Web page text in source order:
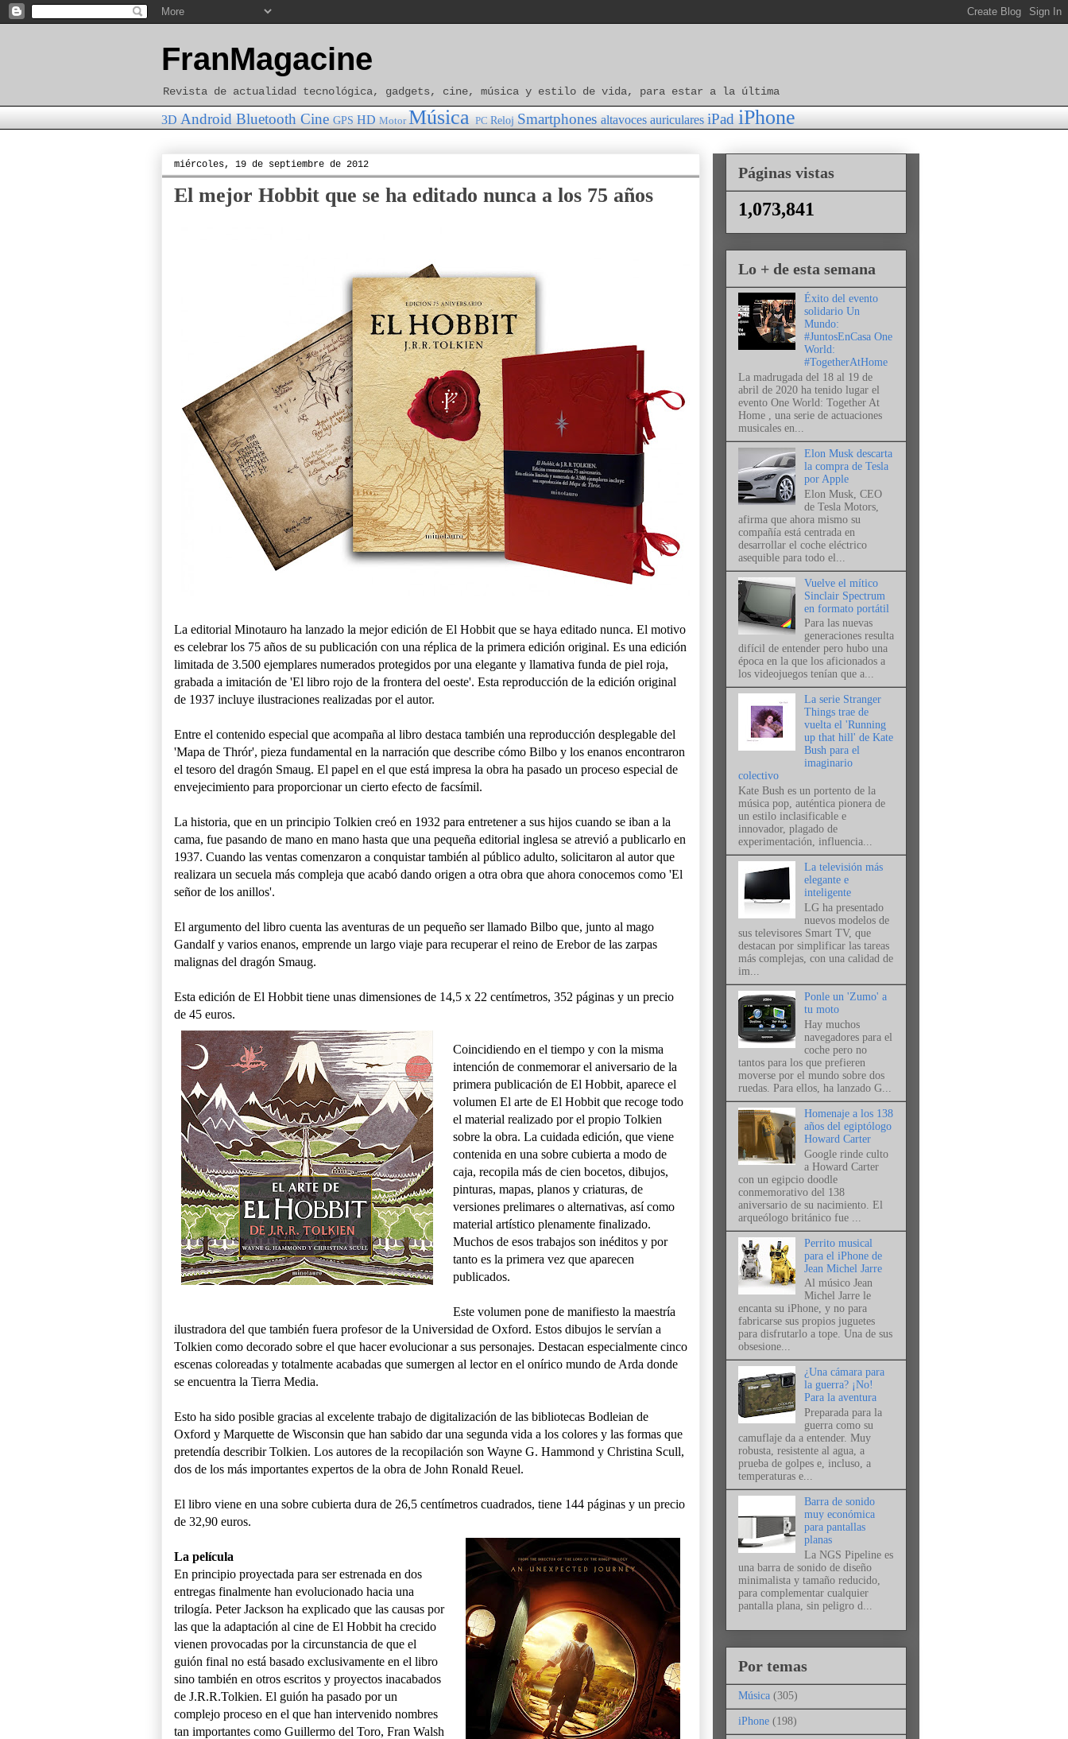
FranMagacine
Revista de actualidad tecnológica, gadgets, cine, música y estilo de vida, para estar a la última
3D Android Bluetooth Cine GPS HD Motor Música PC Reloj Smartphones altavoces auriculares iPad iPhone
miércoles, 19 de septiembre de 2012
El mejor Hobbit que se ha editado nunca a los 75 años
La editorial Minotauro ha lanzado la mejor edición de El Hobbit que se haya editado nunca. El motivo
es celebrar los 75 años de su publicación con una réplica de la primera edición original. Es una edición
limitada de 3.500 ejemplares numerados protegidos por una elegante y llamativa funda de piel roja,
grabada a imitación de 'El libro rojo de la frontera del oeste'. Esta reproducción de la edición original
de 1937 incluye ilustraciones realizadas por el autor.
Entre el contenido especial que acompaña al libro destaca también una reproducción desplegable del
'Mapa de Thrór', pieza fundamental en la narración que describe cómo Bilbo y los enanos encontraron
el tesoro del dragón Smaug. El papel en el que está impresa la obra ha pasado un proceso especial de
envejecimiento para proporcionar un cierto efecto de facsímil.
La historia, que en un principio Tolkien creó en 1932 para entretener a sus hijos cuando se iban a la
cama, fue pasando de mano en mano hasta que una pequeña editorial inglesa se atrevió a publicarlo en
1937. Cuando las ventas comenzaron a conquistar también al público adulto, solicitaron al autor que
realizara un secuela más compleja que acabó dando origen a otra obra que ahora conocemos como 'El
señor de los anillos'.
El argumento del libro cuenta las aventuras de un pequeño ser llamado Bilbo que, junto al mago
Gandalf y varios enanos, emprende un largo viaje para recuperar el reino de Erebor de las zarpas
malignas del dragón Smaug.
Esta edición de El Hobbit tiene unas dimensiones de 14,5 x 22 centímetros, 352 páginas y un precio
de 45 euros.
Coincidiendo en el tiempo y con la misma
intención de conmemorar el aniversario de la
primera publicación de El Hobbit, aparece el
volumen El arte de El Hobbit que recoge todo
el material realizado por el propio Tolkien
sobre la obra. La cuidada edición, que viene
contenida en una sobre cubierta a modo de
caja, recopila más de cien bocetos, dibujos,
pinturas, mapas, planos y criaturas, de
versiones prelimares o alternativas, así como
material artístico plenamente finalizado.
Muchos de esos trabajos son inéditos y por
tanto es la primera vez que aparecen
publicados.
Este volumen pone de manifiesto la maestría
ilustradora del que también fuera profesor de la Universidad de Oxford. Estos dibujos le servían a
Tolkien como decorado sobre el que hacer evolucionar a sus personajes. Destacan especialmente cinco
escenas coloreadas y totalmente acabadas que sumergen al lector en el onírico mundo de Arda donde
se encuentra la Tierra Media.
Esto ha sido posible gracias al excelente trabajo de digitalización de las bibliotecas Bodleian de
Oxford y Marquette de Wisconsin que han sabido dar una segunda vida a los colores y las formas que
pretendía describir Tolkien. Los autores de la recopilación son Wayne G. Hammond y Christina Scull,
dos de los más importantes expertos de la obra de John Ronald Reuel.
El libro viene en una sobre cubierta dura de 26,5 centímetros cuadrados, tiene 144 páginas y un precio
de 32,90 euros.
La película
En principio proyectada para ser estrenada en dos
entregas finalmente han evolucionado hacia una
trilogía. Peter Jackson ha explicado que las causas por
las que la adaptación al cine de El Hobbit ha crecido
vienen provocadas por la circunstancia de que el
guión final no está basado exclusivamente en el libro
sino también en otros escritos y proyectos inacabados
de J.R.R.Tolkien. El guión ha pasado por un
complejo proceso en el que han intervenido nombres
tan importantes como Guillermo del Toro, Fran Walsh
Páginas vistas
1,073,841
Lo + de esta semana
Éxito del evento
solidario Un
Mundo:
#JuntosEnCasa One
World:
#TogetherAtHome
La madrugada del 18 al 19 de
abril de 2020 ha tenido lugar el
evento One World: Together At
Home , una serie de actuaciones
musicales en...
Elon Musk descarta
la compra de Tesla
por Apple
Elon Musk, CEO
de Tesla Motors,
afirma que ahora mismo su
compañía está centrada en
desarrollar el coche eléctrico
asequible para todo el...
Vuelve el mítico
Sinclair Spectrum
en formato portátil
Para las nuevas
generaciones resulta
difícil de entender pero hubo una
época en la que los aficionados a
los videojuegos tenían que a...
La serie Stranger
Things trae de
vuelta el 'Running
up that hill' de Kate
Bush para el
imaginario
colectivo
Kate Bush es un portento de la
música pop, auténtica pionera de
un estilo inclasificable e
innovador, plagado de
experimentación, influencia...
La televisión más
elegante e
inteligente
LG ha presentado
nuevos modelos de
sus televisores Smart TV, que
destacan por simplificar las tareas
más complejas, con una calidad de
im...
Ponle un 'Zumo' a
tu moto
Hay muchos
navegadores para el
coche pero no
tantos para los que prefieren
moverse por el mundo sobre dos
ruedas. Para ellos, ha lanzado G...
Homenaje a los 138
años del egiptólogo
Howard Carter
Google rinde culto
a Howard Carter
con un egipcio doodle
conmemorativo del 138
aniversario de su nacimiento. El
arqueólogo británico fue ...
Perrito musical
para el iPhone de
Jean Michel Jarre
Al músico Jean
Michel Jarre le
encanta su iPhone, y no para
fabricarse sus propios juguetes
para disfrutarlo a tope. Una de sus
obsesione...
¿Una cámara para
la guerra? ¡No!
Para la aventura
Preparada para la
guerra como su
camuflaje da a entender. Muy
robusta, resistente al agua, a
prueba de golpes e, incluso, a
temperaturas e...
Barra de sonido
muy económica
para pantallas
planas
La NGS Pipeline es
una barra de sonido de diseño
minimalista y tamaño reducido,
para complementar cualquier
pantalla plana, sin peligro d...
Por temas
Música (305)
iPhone (198)